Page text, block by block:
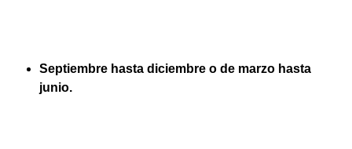
Septiembre hasta diciembre o de marzo hasta
junio.